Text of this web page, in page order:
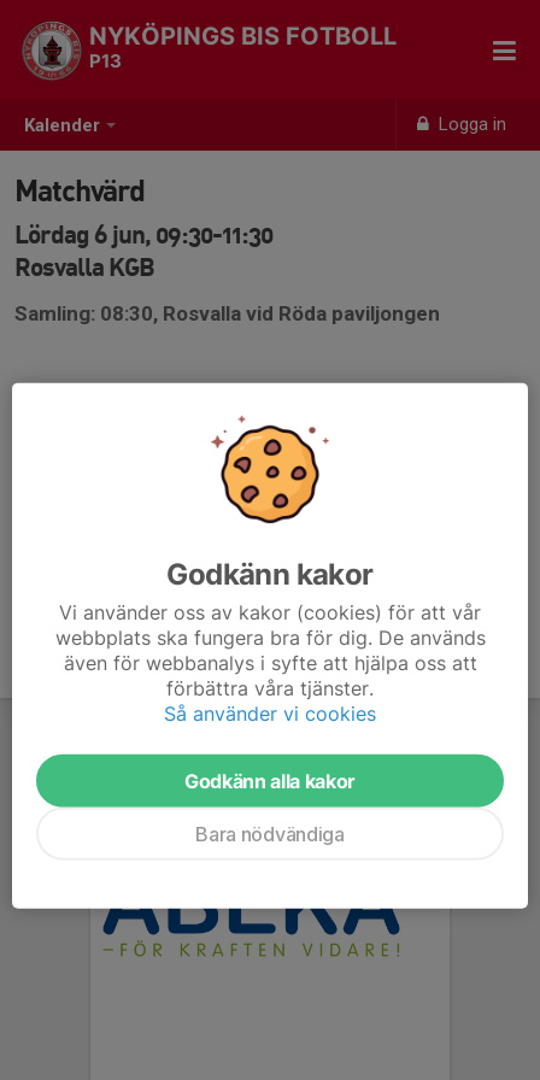
Kalender Logga in
NYKÖPINGS BIS FOTBOLL
P13
Matchvärd
Lördag 6 jun, 09:30-11:30
Rosvalla KGB
Samling: 08:30, Rosvalla vid Röda paviljongen
Godkänn kakor
Vi använder oss av kakor (cookies) för att vår
webbplats ska fungera bra för dig. De används
även för webbanalys i syfte att hjälpa oss att
förbättra våra tjänster.
Så använder vi cookies
Godkänn alla kakor
Bara nödvändiga